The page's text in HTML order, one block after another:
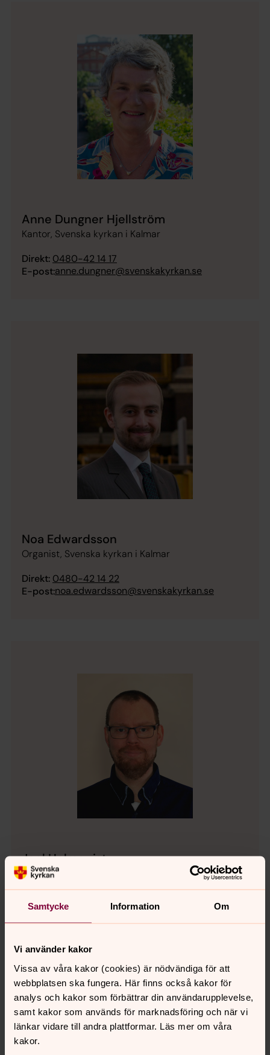
Samtycke Information Om
Vi använder kakor
Vissa av våra kakor (cookies) är nödvändiga för att
webbplatsen ska fungera. Här finns också kakor för
analys och kakor som förbättrar din användarupplevelse,
samt kakor som används för marknadsföring och när vi
länkar vidare till andra plattformar. Läs mer om våra
kakor.
Anne Dungner Hjellström
Kantor, Svenska kyrkan i Kalmar
Direkt: 0480-42 14 17
E-post:anne.dungner@svenskakyrkan.se
Noa Edwardsson
Organist, Svenska kyrkan i Kalmar
Direkt: 0480-42 14 22
E-post:noa.edwardsson@svenskakyrkan.se
Joel Holmquist
Kantor, Svenska kyrkan i Kalmar
E-post:joel.holmquist@svenskakyrkan.se